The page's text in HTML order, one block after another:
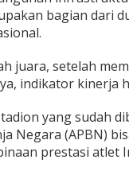
bagian dari
juara, setelah
indikator kinerja
yang sudah
Negara (APBN)
prestasi atlet